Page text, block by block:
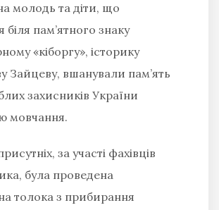
молодь та діти, що
біля пам’ятного знаку
«кіборгу», історику
Зайцеву, вшанували пам’ять
захисників України
мовчання.
за участі фахівців
була проведена
толока з прибирання